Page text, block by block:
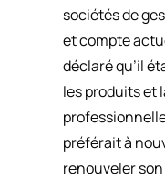
sociétés de
et compte
déclaré qu’il
les produits et
préférait à
renouveler